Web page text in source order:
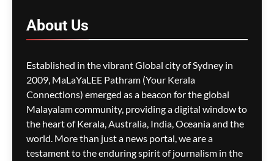
ago
0
പുനർജനി കേസ്:
ക്രമക്കേടില്ലെന്ന റിപ്പോർട്ട്
പിണറായി സർക്കാരിന്റെ
കാലത്തുതന്നെയെന്ന്
വി.ഡി. സതീശൻ
About Us
Established in the vibrant Global city of Sydney in
2009, MaLaYaLEE Pathram (Your Kerala
Connections) emerged as a beacon for the global
Malayalam community, providing a digital window to
the heart of Kerala, Australia, India, Oceania and the
world. More than just a news portal, we are a
testament to the enduring spirit of journalism in the